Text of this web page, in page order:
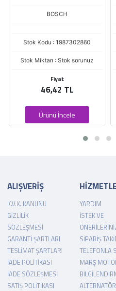
BOSCH
Stok Kodu : 1987302860
Stok Miktarı : Stok sorunuz
Fiyat
46,42 TL
Ürünü İncele
ALIŞVERİŞ
K.V.K. KANUNU
GIZLILIK
SÖZLEŞMESI
GARANTI ŞARTLARI
TESLIMAT ŞARTLARI
İADE POLITIKASI
İADE SÖZLEŞMESI
SATIŞ POLITIKASI
YARDIM
İSTEK VE
SIPARIŞ
TELEFONLA
MARŞ